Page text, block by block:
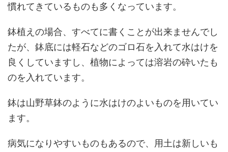
慣れてきているものも多くなっています。
鉢植えの場合、すべてに書くことが出来ませんでし
たが、鉢底には軽石などのゴロ石を入れて水はけを
良くしていますし、植物によっては溶岩の砕いたも
のを入れています。
鉢は山野草鉢のように水はけのよいものを用いてい
ます。
病気になりやすいものもあるので、用土は新しいも